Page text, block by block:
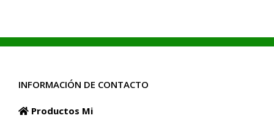
INFORMACIÓN DE CONTACTO
Productos Mi